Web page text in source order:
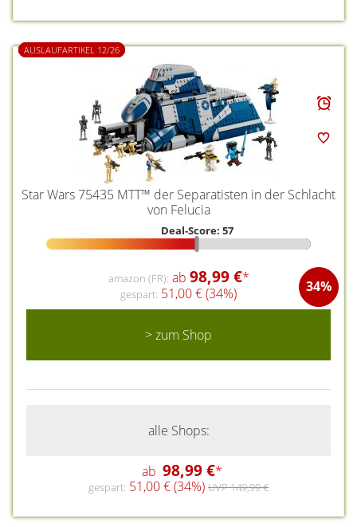
AUSLAUFARTIKEL 12/26
Star Wars 75435 MTT™ der Separatisten in der Schlacht
von Felucia
Deal-Score: 57
amazon (FR): ab 98,99 €*
34%
gespart: 51,00 € (34%)
> zum Shop
alle Shops:
ab 98,99 €*
gespart: 51,00 € (34%) UVP 149,99 €